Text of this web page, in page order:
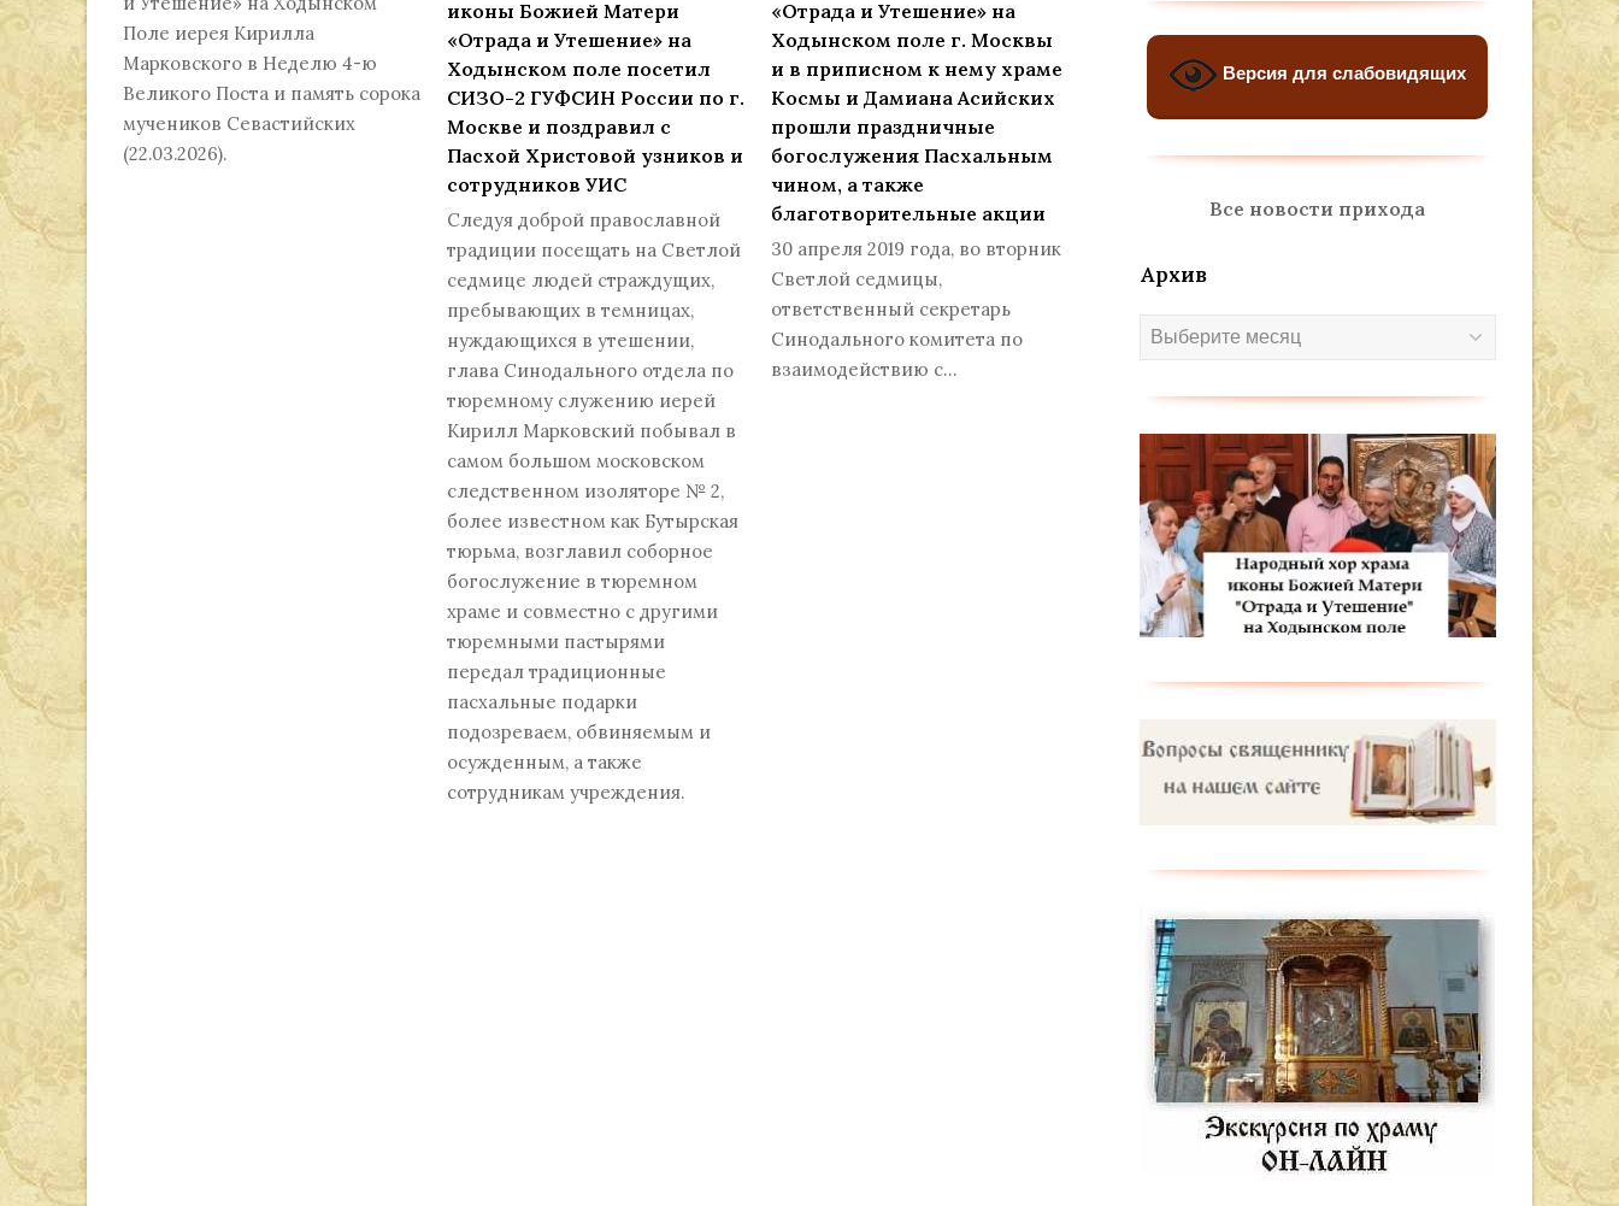
Поле иерея Кирилла
Марковского в Неделю 4-ю
Великого Поста и память сорока
мучеников Севастийских
(22.03.2026).
иконы Божией Матери
«Отрада и Утешение» на
Ходынском поле посетил
СИЗО-2 ГУФСИН России по г.
Москве и поздравил с
Пасхой Христовой узников и
сотрудников УИС
Следуя доброй православной
традиции посещать на Светлой
седмице людей страждущих,
пребывающих в темницах,
нуждающихся в утешении,
глава Синодального отдела по
тюремному служению иерей
Кирилл Марковский побывал в
самом большом московском
следственном изоляторе № 2,
более известном как Бутырская
тюрьма, возглавил соборное
богослужение в тюремном
храме и совместно с другими
тюремными пастырями
передал традиционные
пасхальные подарки
подозреваем, обвиняемым и
осужденным, а также
сотрудникам учреждения.
«Отрада и Утешение» на
Ходынском поле г. Москвы
и в приписном к нему храме
Космы и Дамиана Асийских
прошли праздничные
богослужения Пасхальным
чином, а также
благотворительные акции
30 апреля 2019 года, во вторник
Светлой седмицы,
ответственный секретарь
Синодального комитета по
взаимодействию с…
Версия для слабовидящих
Все новости прихода
Архив
Архив